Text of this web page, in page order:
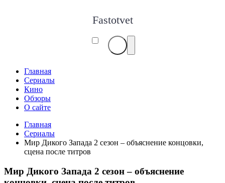
Fastotvet
Главная
Сериалы
Кино
Обзоры
О сайте
Главная
Сериалы
Мир Дикого Запада 2 сезон – объяснение концовки,
сцена после титров
Мир Дикого Запада 2 сезон – объяснение